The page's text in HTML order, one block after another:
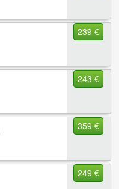
239 €
243 €
359 €
249 €